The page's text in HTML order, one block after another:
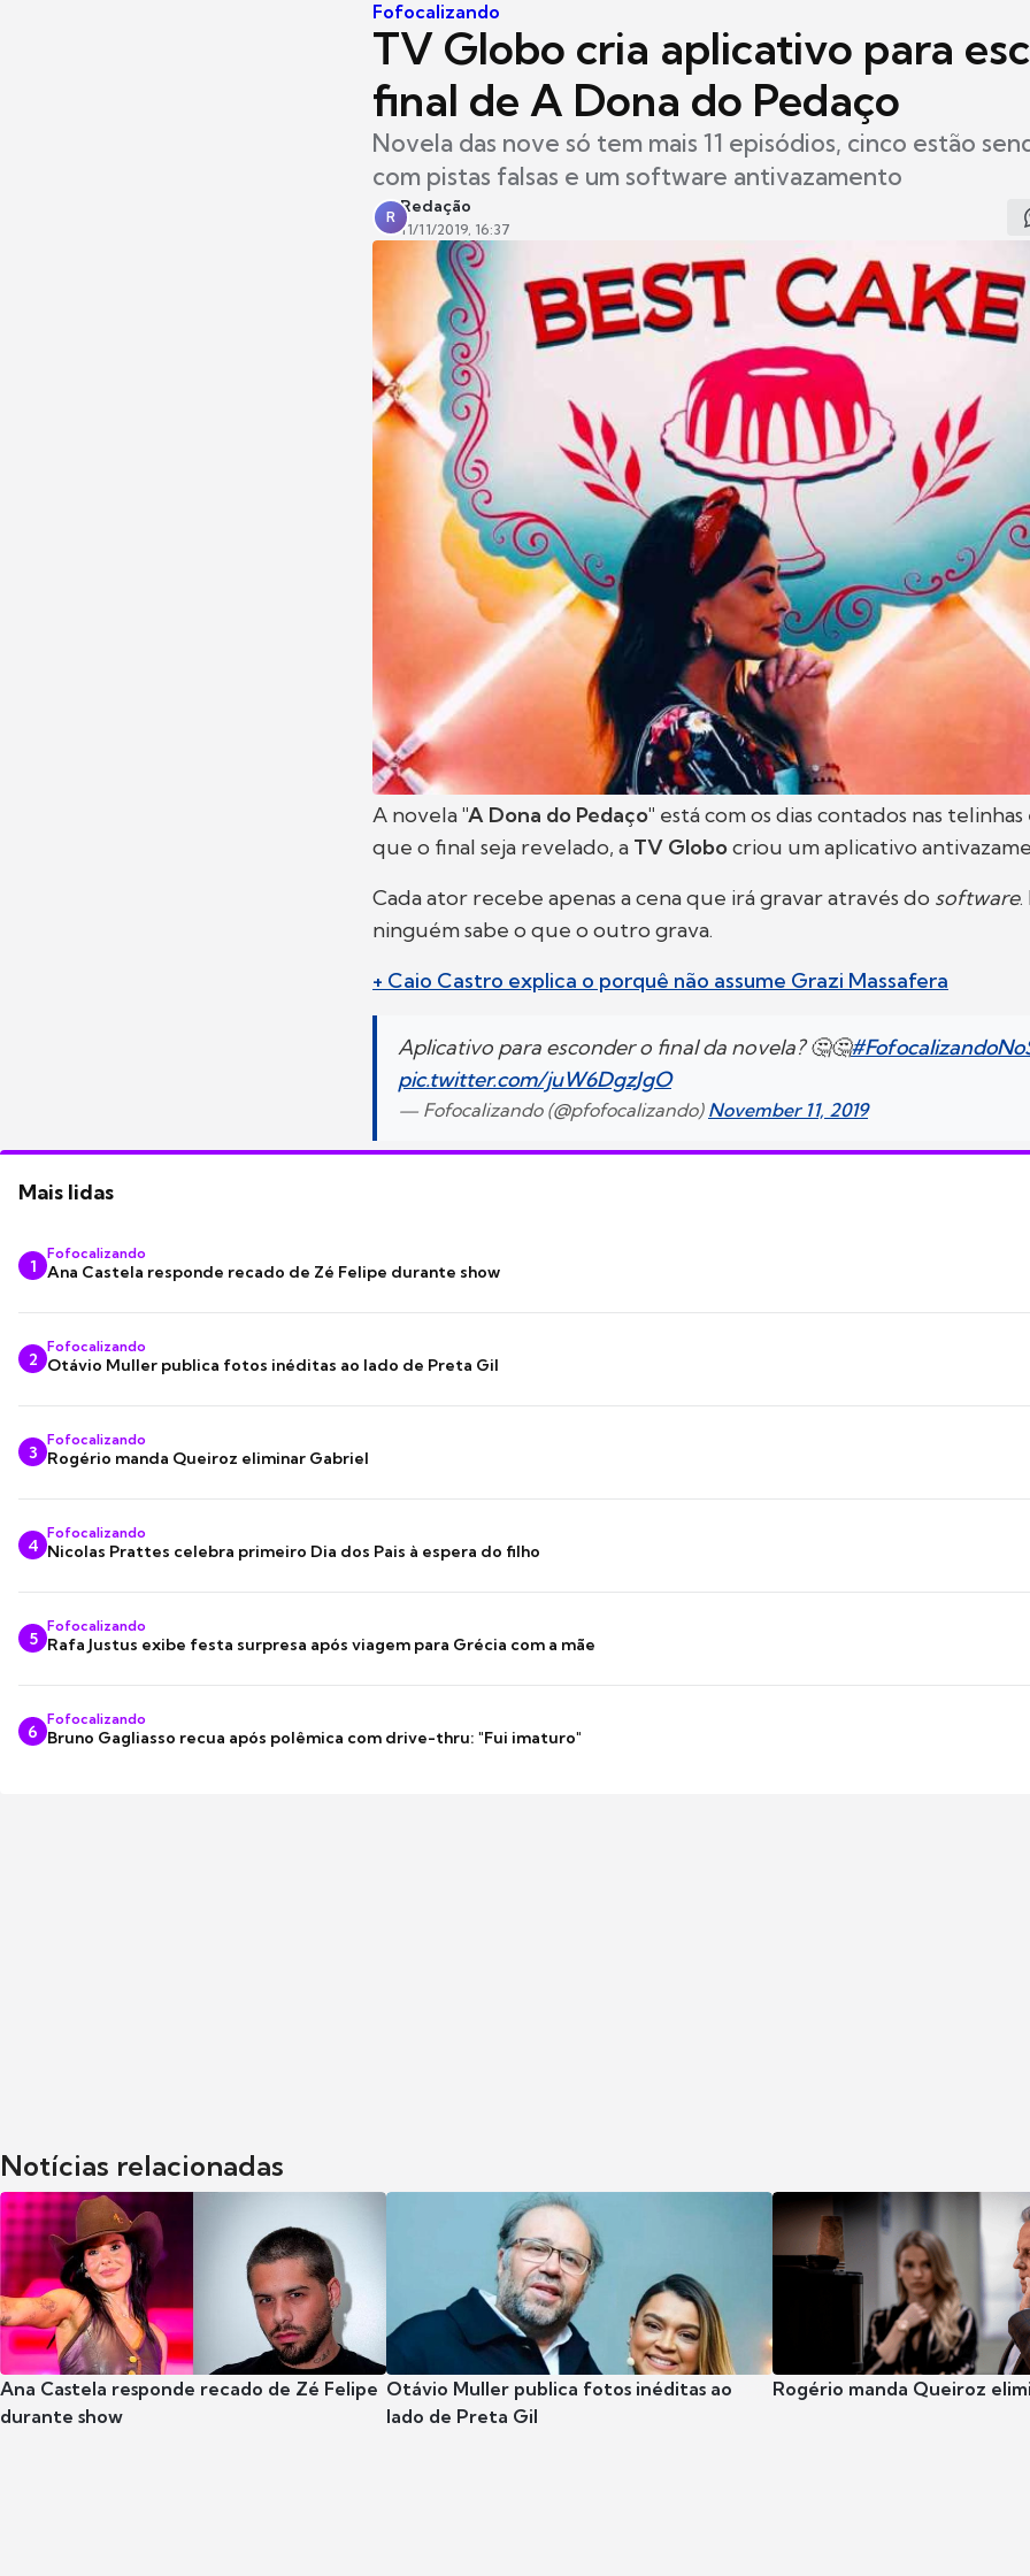
Fofocalizando
TV Globo cria aplicativo para
final de A Dona do Pedaço
Novela das nove só tem mais 11 episódios, cinco estão
com pistas falsas e um software antivazamento
R
Redação
11/11/2019, 16:37
A novela"A Dona do Pedaço" está com os dias contados nas
que o final seja revelado, a TV Globocriou um aplicativo
Cada ator recebe apenas a cena que irá gravar através do software.
ninguém sabe o que o outro grava.
+ Caio Castro explica o porquê não assume Grazi Massafera
Aplicativo para esconder o final da novela? 🤔🤔
pic.twitter.com/juW6DgzJgO
— Fofocalizando (@pfofocalizando) November 11, 2019
Mais lidas
1
Fofocalizando
Ana Castela responde recado de Zé Felipe durante show
2
Fofocalizando
Otávio Muller publica fotos inéditas ao lado de Preta Gil
3
Fofocalizando
Rogério manda Queiroz eliminar Gabriel
4
Fofocalizando
Nicolas Prattes celebra primeiro Dia dos Pais à espera do filho
5
Fofocalizando
Rafa Justus exibe festa surpresa após viagem para Grécia com a mãe
6
Fofocalizando
Bruno Gagliasso recua após polêmica com drive-thru: "Fui imaturo"
Notícias relacionadas
Ana Castela responde recado de Zé Felipe
durante show
Otávio Muller publica fotos inéditas ao
lado de Preta Gil
Rogério manda Queiroz